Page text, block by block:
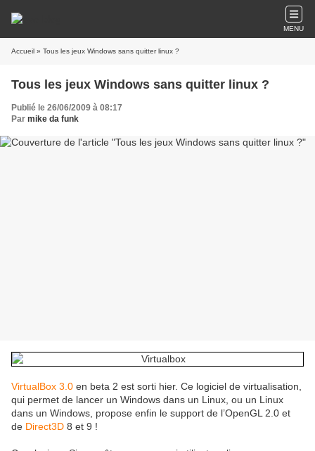
MENU
Accueil » Tous les jeux Windows sans quitter linux ?
Tous les jeux Windows sans quitter linux ?
Publié le 26/06/2009 à 08:17
Par mike da funk
VirtualBox 3.0 en beta 2 est sorti hier. Ce logiciel de virtualisation,
qui permet de lancer un Windows dans un Linux, ou un Linux
dans un Windows, propose enfin le support de l’OpenGL 2.0 et
de Direct3D 8 et 9 !